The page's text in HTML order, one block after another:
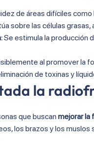
de áreas difíciles
sobre las células grasas,
Se estimula la producción
al promover la
de toxinas y
la
que buscan mejorar la
los brazos y los